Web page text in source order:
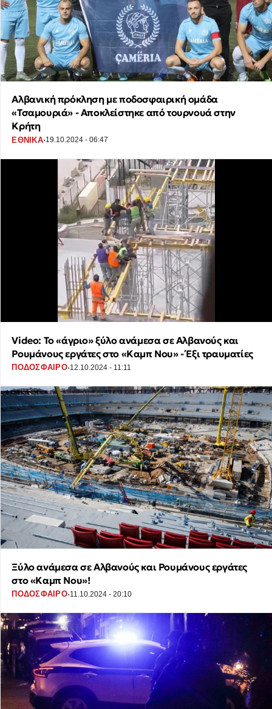
Αλβανική πρόκληση με ποδοσφαιρική ομάδα
«Τσαμουριά» - Αποκλείστηκε από τουρνουά στην
Κρήτη
ΕΘΝΙΚΑ·19.10.2024 - 06:47
Video: Το «άγριο» ξύλο ανάμεσα σε Αλβανούς και
Ρουμάνους εργάτες στο «Καμπ Νου» - Έξι τραυματίες
ΠΟΔΟΣΦΑΙΡΟ·12.10.2024 - 11:11
Ξύλο ανάμεσα σε Αλβανούς και Ρουμάνους εργάτες
στο «Καμπ Νου»!
ΠΟΔΟΣΦΑΙΡΟ·11.10.2024 - 20:10